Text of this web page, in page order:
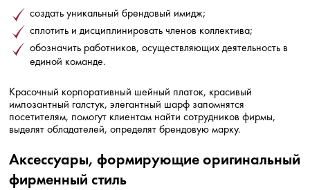
создать уникальный брендовый имидж;
сплотить и дисциплинировать членов коллектива;
обозначить работников, осуществляющих деятельность в
единой команде.
Красочный корпоративный шейный платок, красивый
импозантный галстук, элегантный шарф запомнятся
посетителям, помогут клиентам найти сотрудников фирмы,
выделят обладателей, определят брендовую марку.
Аксессуары, формирующие оригинальный
фирменный стиль